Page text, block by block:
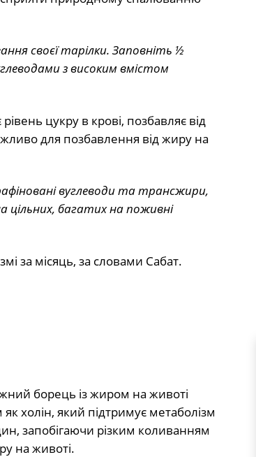
своєї тарілки. Заповніть ½
з високим вмістом
цукру в крові, позбавляє від
для позбавлення від жиру на
вуглеводи та трансжири,
багатих на поживні
за місяць, за словами Сабат.
борець із жиром на животі
холін, який підтримує метаболізм
запобігаючи різким коливанням
на животі.